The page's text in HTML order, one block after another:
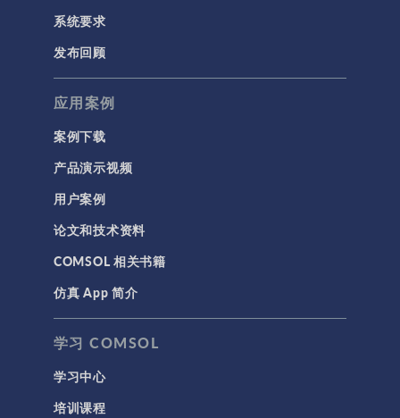
系统要求
发布回顾
应用案例
案例下载
产品演示视频
用户案例
论文和技术资料
COMSOL 相关书籍
仿真 App 简介
学习 COMSOL
学习中心
培训课程